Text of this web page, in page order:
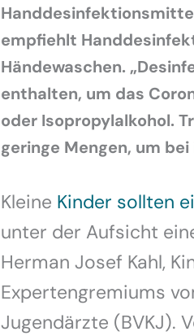
empfiehlt
Händewaschen.
enthalten, um das
oder Isopropylalkohol.
geringe Mengen, um
Kleine Kinder sollten
unter der Aufsicht
Herman Josef Kahl,
Expertengremiums
Jugendärzte (BVKJ).